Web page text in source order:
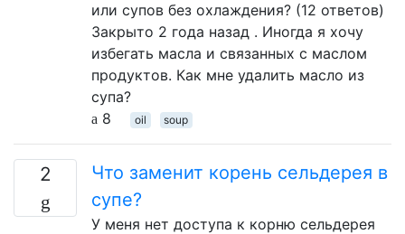
или супов без охлаждения? (12 ответов)
Закрыто 2 года назад . Иногда я хочу
избегать масла и связанных с маслом
продуктов. Как мне удалить масло из
супа?
8
oil soup
2
Что заменит корень сельдерея в
супе?
У меня нет доступа к корню сельдерея